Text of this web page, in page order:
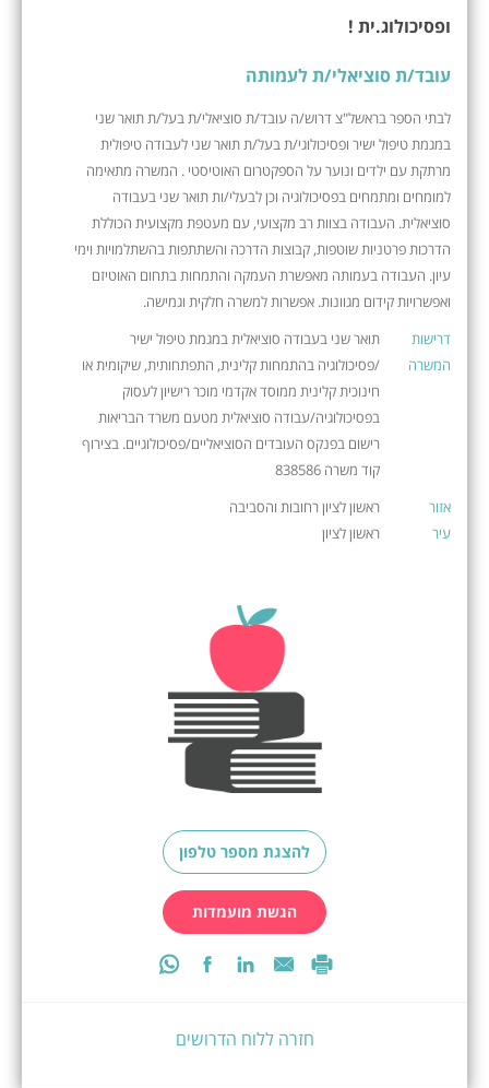
ופסיכולוג.ית !
עובד/ת סוציאלי/ת לעמותה
לבתי הספר בראשל"צ דרוש/ה עובד/ת סוציאלי/ת בעל/ת תואר שני
במגמת טיפול ישיר ופסיכולוגי/ת בעל/ת תואר שני לעבודה טיפולית
מרתקת עם ילדים ונוער על הספקטרום האוטיסטי . המשרה מתאימה
למומחים ומתמחים בפסיכולוגיה וכן לבעלי/ות תואר שני בעבודה
סוציאלית. העבודה בצוות רב מקצועי, עם מעטפת מקצועית הכוללת
הדרכות פרטניות שוטפות, קבוצות הדרכה והשתתפות בהשתלמויות וימי
עיון. העבודה בעמותה מאפשרת העמקה והתמחות בתחום האוטיזם
ואפשרויות קידום מגוונות. אפשרות למשרה חלקית וגמישה.
דרישות
המשרה
תואר שני בעבודה סוציאלית במגמת טיפול ישיר
/פסיכולוגיה בהתמחות קלינית, התפתחותית, שיקומית או
חינוכית קלינית ממוסד אקדמי מוכר רישיון לעסוק
בפסיכולוגיה/עבודה סוציאלית מטעם משרד הבריאות
רישום בפנקס העובדים הסוציאליים/פסיכולוגיים. בצירוף
קוד משרה 838586
אזור
ראשון לציון רחובות והסביבה
עיר
ראשון לציון
להצגת מספר טלפון
הגשת מועמדות
חזרה ללוח הדרושים